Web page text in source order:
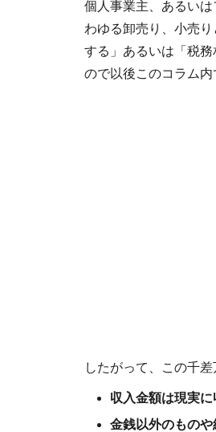
個人事業主、あるい
わゆる卸売り、小売
する」あるいは「税
ので以後このコラム
したがって、この千
収入金額は現実
金銭以外のもの